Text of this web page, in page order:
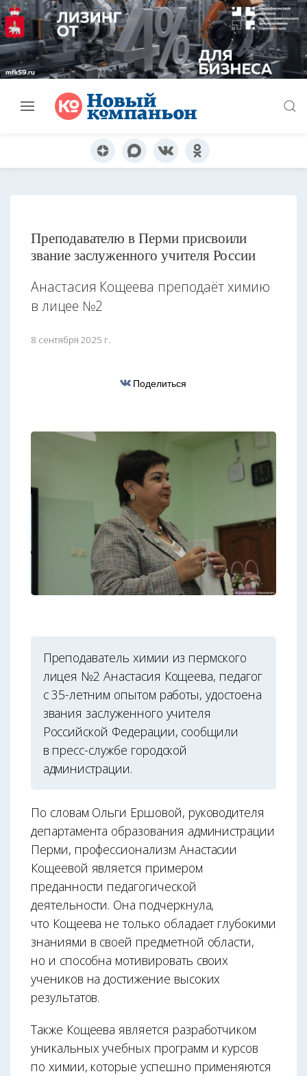
Преподавателю в Перми присвоили
звание заслуженного учителя России
Анастасия Кощеева преподаёт химию
в лицее №2
8 сентября 2025 г.
Поделиться
Преподаватель химии из пермского
лицея №2 Анастасия Кощеева, педагог
с 35-летним опытом работы, удостоена
звания заслуженного учителя
Российской Федерации, сообщили
в пресс-службе городской
администрации.
По словам Ольги Ершовой, руководителя
департамента образования администрации
Перми, профессионализм Анастасии
Кощеевой является примером
преданности педагогической
деятельности. Она подчеркнула,
что Кощеева не только обладает глубокими
знаниями в своей предметной области,
но и способна мотивировать своих
учеников на достижение высоких
результатов.
Также Кощеева является разработчиком
уникальных учебных программ и курсов
по химии, которые успешно применяются